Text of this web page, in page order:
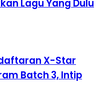
Lagu Yang Dulu
X-Star
Batch 3, Intip